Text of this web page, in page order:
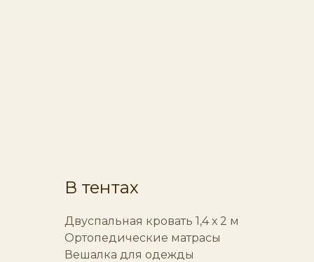
В тентах
Двуспальная кровать 1,4 х 2 м
Ортопедические матрасы
Вешалка для одежды